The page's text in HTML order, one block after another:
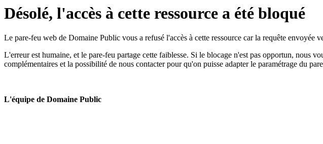
Désolé, l'accès à cette ressource a été bloqué
Le pare-feu web de Domaine Public vous a refusé l'accès à cette ressource car la requête envoyée
L'erreur est humaine, et le pare-feu partage cette faiblesse. Si le blocage n'est pas opportun, nous
complémentaires et la possibilité de nous contacter pour qu'on puisse adapter le paramétrage du
L'équipe de Domaine Public